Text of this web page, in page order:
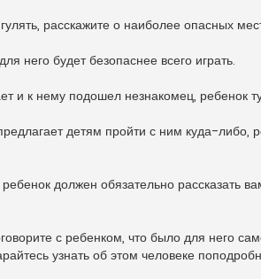
расскажите о наиболее опасных
него будет безопаснее всего играть.
и к нему подошел незнакомец, ребенок
детям пройти с ним куда-
должен обязательно рассказать
с ребенком, что было для него
узнать об этом человеке